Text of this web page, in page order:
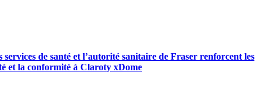
de santé et l’autorité sanitaire de Fraser renforcent les
et la conformité à Claroty xDome